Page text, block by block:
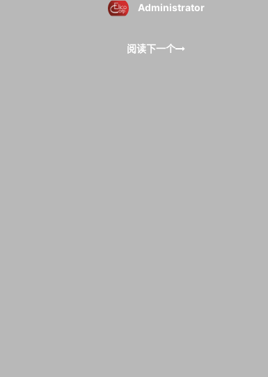
Administrator
阅读下一个